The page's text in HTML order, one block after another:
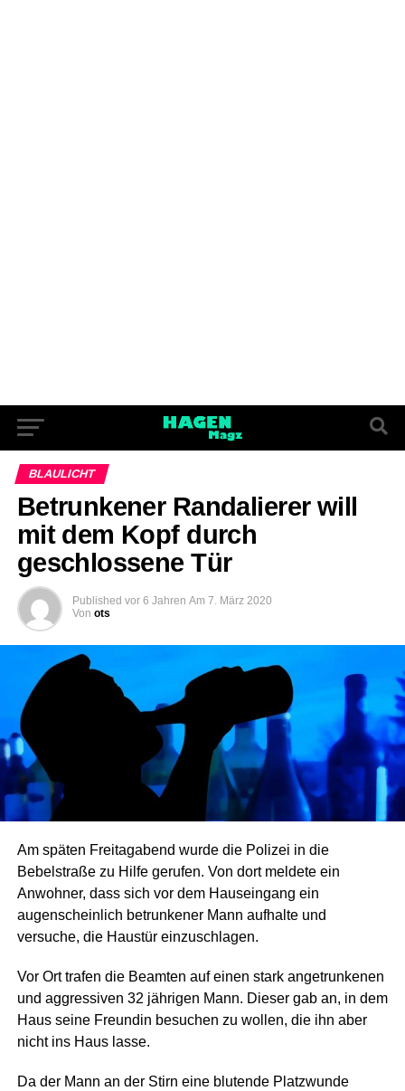
BLAULICHT
Betrunkener Randalierer will
mit dem Kopf durch
geschlossene Tür
Published vor 6 Jahren Am 7. März 2020
Von ots
Am späten Freitagabend wurde die Polizei in die
Bebelstraße zu Hilfe gerufen. Von dort meldete ein
Anwohner, dass sich vor dem Hauseingang ein
augenscheinlich betrunkener Mann aufhalte und
versuche, die Haustür einzuschlagen.
Vor Ort trafen die Beamten auf einen stark angetrunkenen
und aggressiven 32 jährigen Mann. Dieser gab an, in dem
Haus seine Freundin besuchen zu wollen, die ihn aber
nicht ins Haus lasse.
Da der Mann an der Stirn eine blutende Platzwunde